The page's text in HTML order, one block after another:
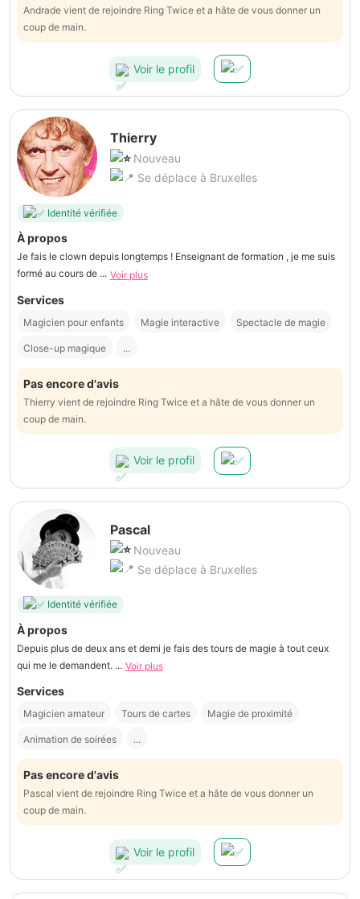
Andrade vient de rejoindre Ring Twice et a hâte de vous donner un
coup de main.
Voir le profil
Thierry
Nouveau
Se déplace à Bruxelles
Identité vérifiée
À propos
Je fais le clown depuis longtemps ! Enseignant de formation , je me suis
formé au cours de ... Voir plus
Services
Magicien pour enfants Magie interactive Spectacle de magie
Close-up magique ...
Pas encore d'avis
Thierry vient de rejoindre Ring Twice et a hâte de vous donner un
coup de main.
Voir le profil
Pascal
Nouveau
Se déplace à Bruxelles
Identité vérifiée
À propos
Depuis plus de deux ans et demi je fais des tours de magie à tout ceux
qui me le demandent. ... Voir plus
Services
Magicien amateur Tours de cartes Magie de proximité
Animation de soirées ...
Pas encore d'avis
Pascal vient de rejoindre Ring Twice et a hâte de vous donner un
coup de main.
Voir le profil